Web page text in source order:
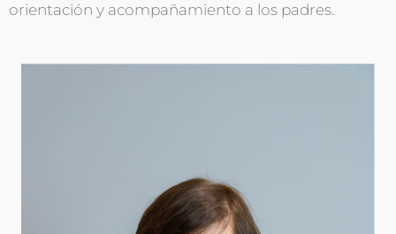
orientación y acompañamiento a los padres.